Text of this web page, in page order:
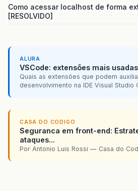
Como acessar localhost de forma
[RESOLVIDO]
ALURA
VSCode: extensões mais usadas
Quais as extensões que podem
desenvolvimento na IDE Visual Studio
CASA DO CODIGO
Seguranca em front-end:
ataques...
Por Antonio Luis Rossi — Casa do